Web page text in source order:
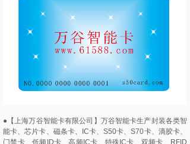
●【上海万谷智能卡有限公司】万谷智能卡生产封装各类智
能卡、芯片卡、磁条卡、IC卡、S50卡、S70卡、滴胶卡、